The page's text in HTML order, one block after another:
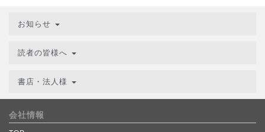
お知らせ
読者の皆様へ
書店・法人様
会社情報